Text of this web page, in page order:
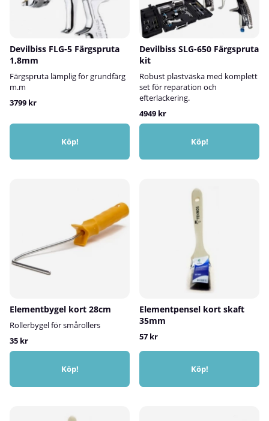
Devilbiss FLG-5 Färgspruta
1,8mm
Färgspruta lämplig för grundfärg
m.m
3799 kr
Köp!
Devilbiss SLG-650 Färgspruta
kit
Robust plastväska med komplett
set för reparation och
efterlackering.
4949 kr
Köp!
Elementbygel kort 28cm
Rollerbygel för smårollers
35 kr
Köp!
Elementpensel kort skaft
35mm
57 kr
Köp!